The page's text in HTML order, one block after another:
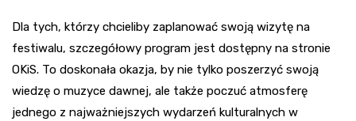
Dla tych, którzy chcieliby zaplanować swoją wizytę na
festiwalu, szczegółowy program jest dostępny na stronie
OKiS. To doskonała okazja, by nie tylko poszerzyć swoją
wiedzę o muzyce dawnej, ale także poczuć atmosferę
jednego z najważniejszych wydarzeń kulturalnych w